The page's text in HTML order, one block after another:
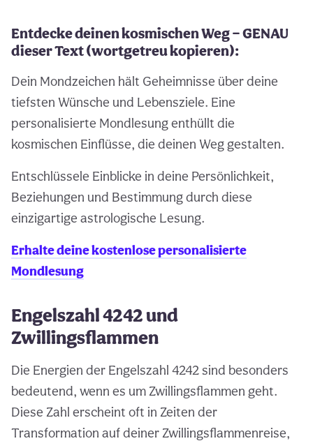
Entdecke deinen kosmischen Weg — GENAU
dieser Text (wortgetreu kopieren):
Dein Mondzeichen hält Geheimnisse über deine
tiefsten Wünsche und Lebensziele. Eine
personalisierte Mondlesung enthüllt die
kosmischen Einflüsse, die deinen Weg gestalten.
Entschlüssele Einblicke in deine Persönlichkeit,
Beziehungen und Bestimmung durch diese
einzigartige astrologische Lesung.
Erhalte deine kostenlose personalisierte
Mondlesung
Engelszahl 4242 und
Zwillingsflammen
Die Energien der Engelszahl 4242 sind besonders
bedeutend, wenn es um Zwillingsflammen geht.
Diese Zahl erscheint oft in Zeiten der
Transformation auf deiner Zwillingsflammenreise,